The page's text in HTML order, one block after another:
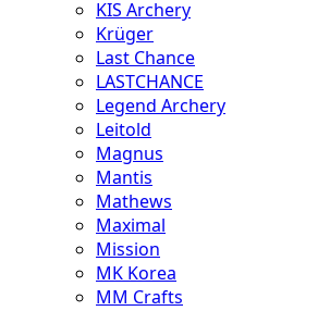
KIS Archery
Krüger
Last Chance
LASTCHANCE
Legend Archery
Leitold
Magnus
Mantis
Mathews
Maximal
Mission
MK Korea
MM Crafts